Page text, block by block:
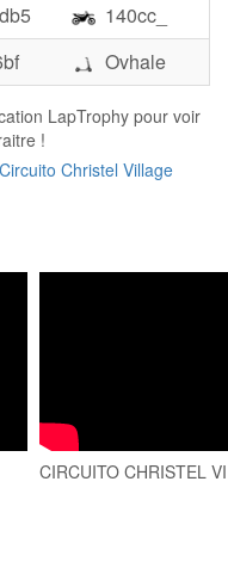
140cc_
Ovhale
LapTrophy pour voir
!
Christel Village
CIRCUITO CHRISTEL